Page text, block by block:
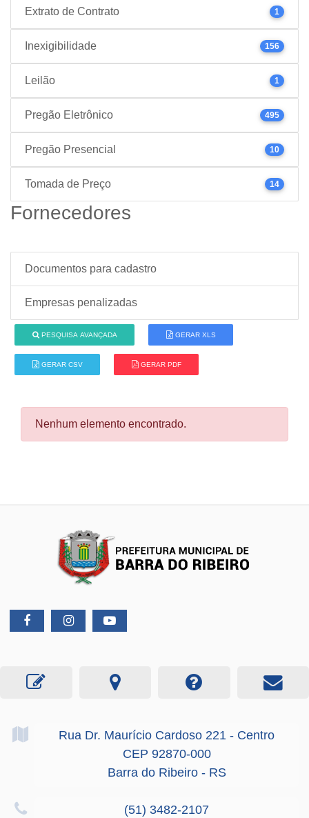
Extrato de Contrato 1
Inexigibilidade 156
Leilão 1
Pregão Eletrônico 495
Pregão Presencial 10
Tomada de Preço 14
Fornecedores
Documentos para cadastro
Empresas penalizadas
PESQUISA AVANÇADA GERAR XLS
GERAR CSV GERAR PDF
Nenhum elemento encontrado.
Rua Dr. Maurício Cardoso 221 - Centro
CEP 92870-000
Barra do Ribeiro - RS
(51) 3482-2107